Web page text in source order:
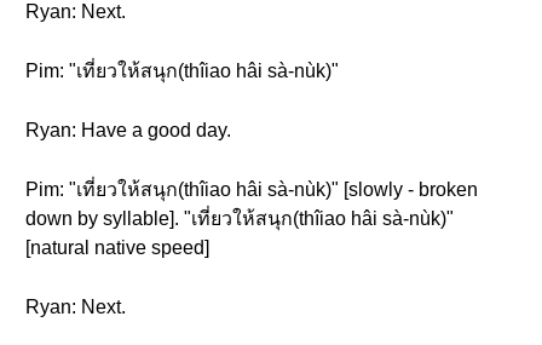
Ryan: Next.
Pim: "เที่ยวให้สนุก(thîiao hâi sà-nùk)"
Ryan: Have a good day.
Pim: "เที่ยวให้สนุก(thîiao hâi sà-nùk)" [slowly - broken
down by syllable]. "เที่ยวให้สนุก(thîiao hâi sà-nùk)"
[natural native speed]
Ryan: Next.